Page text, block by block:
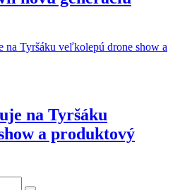
na Tyršáku
a produktový